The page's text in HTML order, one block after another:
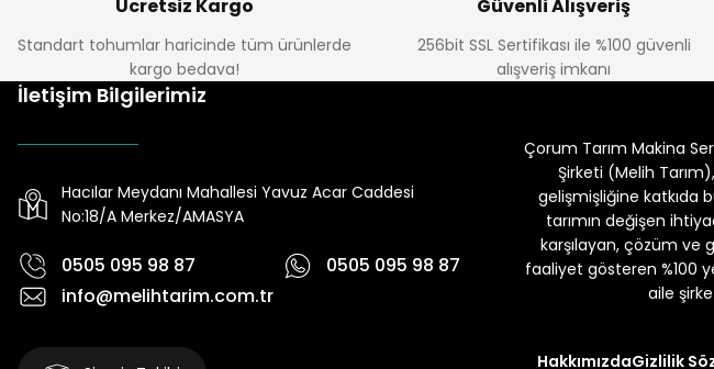
Ücretsiz Kargo
Standart tohumlar haricinde tüm ürünlerde
kargo bedava!
Güvenli Alışveriş
256bit SSL Sertifikası ile %100 güvenli
alışveriş imkanı
İletişim Bilgilerimiz
Hacılar Meydanı Mahallesi Yavuz Acar Caddesi
No:18/A Merkez/AMASYA
0505 095 98 87
0505 095 98 87
info@melihtarim.com.tr
Çorum Tarım Makina
Şirketi (Melih
gelişmişliğine katkıda
tarımın değişen
karşılayan, çözüm ve
faaliyet gösteren %100
aile
HakkımızdaGizlilik